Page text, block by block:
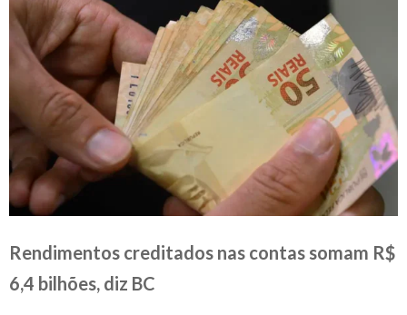
Rendimentos creditados nas contas somam R$
6,4 bilhões, diz BC